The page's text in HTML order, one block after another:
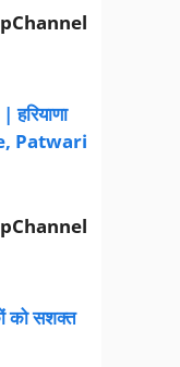
Patwari
को सशक्त